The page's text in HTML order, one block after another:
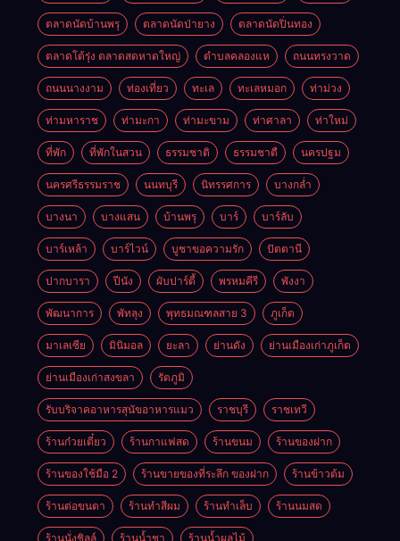
ตลาดนัดบ้านพรุ ตลาดนัดป่ายาง ตลาดนัดปิ่นทอง
ตลาดโต้รุ่ง ตลาดสดหาดใหญ่ ตำบลคลองแห ถนนทรงวาด
ถนนนางงาม ท่องเที่ยว ทะเล ทะเลหมอก ท่าม่วง
ท่ามหาราช ท่ามะกา ท่ามะขาม ท่าศาลา ท่าใหม่
ที่พัก ที่พักในสวน ธรรมชาติ ธรรมชาตื นครปฐม
นครศรีธรรมราช นนทบุรี นิทรรศการ บางกล่ำ
บางนา บางแสน บ้านพรุ บาร์ บาร์ลับ
บาร์เหล้า บาร์ไวน์ บูชาขอความรัก ปัตตานี
ปากบารา ปีนัง ผับปาร์ตี้ พรหมคีรี พังงา
พัฒนาการ พัทลุง พุทธมณฑลสาย 3 ภูเก็ต
มาเลเซีย มินิมอล ยะลา ย่านดัง ย่านเมืองเก่าภูเก็ต
ย่านเมืองเก่าสงขลา รัตภูมิ
รับบริจาคอาหารสุนัขอาหารแมว ราชบุรี ราชเทวี
ร้านก๋วยเตี๋ยว ร้านกาแฟสด ร้านขนม ร้านของฝาก
ร้านของใช้มือ 2 ร้านขายของที่ระลึก ของฝาก ร้านข้าวต้ม
ร้านต่อขนตา ร้านทำสีผม ร้านทำเล็บ ร้านนมสด
ร้านนั่งชิลล์ ร้านน้ำชา ร้านน้ำผลไม้